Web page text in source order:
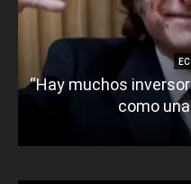
“Hay muchos
como